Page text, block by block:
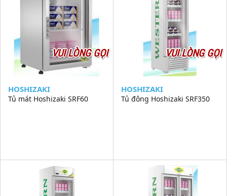
VUI LÒNG GỌI
HOSHIZAKI
Tủ mát Hoshizaki SRF60
VUI LÒNG GỌI
HOSHIZAKI
Tủ đông Hoshizaki SRF350